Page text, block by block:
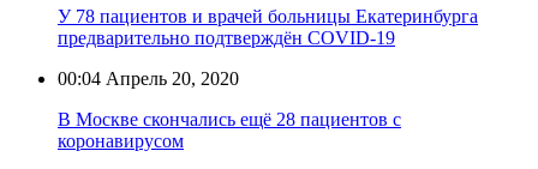
У 78 пациентов и врачей больницы Екатеринбурга
предварительно подтверждён COVID-19
00:04 Апрель 20, 2020
В Москве скончались ещё 28 пациентов с
коронавирусом